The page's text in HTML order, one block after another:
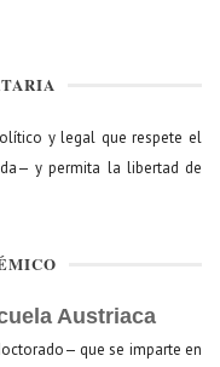
y legal que respete el
y permita la libertad de
Austriaca
que se imparte en